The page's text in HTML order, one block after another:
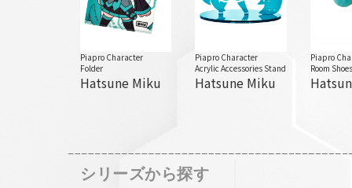
Piapro Character
Folder
Hatsune Miku
Piapro Character
Acrylic Accessories Stand
Hatsune Miku
Piapro
Room Shoes
シリーズから探す